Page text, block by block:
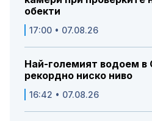
обекти
17:00 • 07.08.26
Най-големият водоем
рекордно ниско ниво
16:42 • 07.08.26